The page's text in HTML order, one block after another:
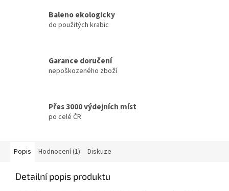
Baleno ekologicky
do použitých krabic
Garance doručení
nepoškozeného zboží
Přes 3000 výdejních míst
po celé ČR
Popis Hodnocení (1) Diskuze
Detailní popis produktu